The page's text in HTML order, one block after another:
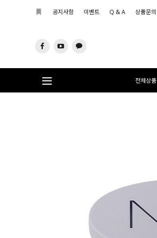
공지사항 이벤트 Q & A 상품문의
전체상품